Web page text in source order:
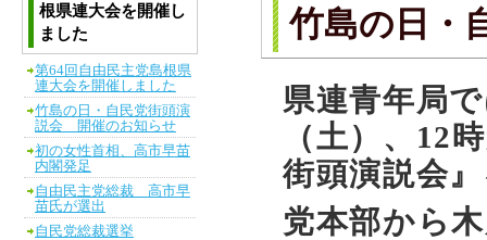
竹島の日・
県連青年局
（土）、12
街頭演説会
党本部から
根県連大会を開催し
ました
第64回自由民主党島根県
連大会を開催しました
竹島の日・自民党街頭演
説会 開催のお知らせ
初の女性首相、高市早苗
内閣発足
自由民主党総裁 高市早
苗氏が選出
自民党総裁選挙